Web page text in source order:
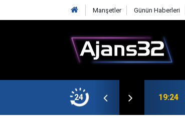
Manşetler Günün Haberleri
24
Maçıyla Başlıyor 19:22